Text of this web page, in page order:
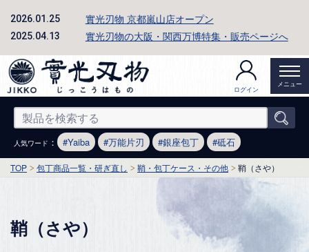
2026.01.25 實光刃物 京都嵐山店オープン
2025.04.13 實光刃物の大阪・関西万博特集・販売ページへ
ログイン
メニュー
人気ワード ： Yaiba 万能片刃 銀座包丁 砥石
TOP 包丁商品一覧・研ぎ直し 鞘・包丁ケース・その他 鞘（さや）
鞘（さや）